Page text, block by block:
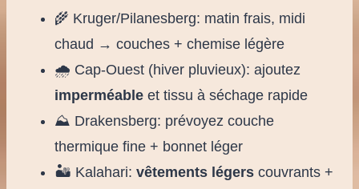
🌾 Kruger/Pilanesberg: matin frais, midi
chaud → couches + chemise légère
🌧️ Cap-Ouest (hiver pluvieux): ajoutez
imperméable et tissu à séchage rapide
⛰️ Drakensberg: prévoyez couche
thermique fine + bonnet léger
🏜️ Kalahari: vêtements légers couvrants +